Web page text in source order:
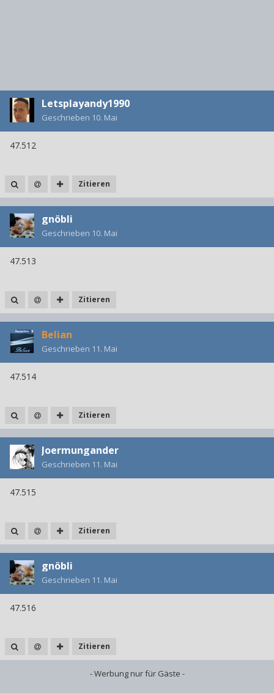
Letsplayandy1990
Geschrieben 10. Mai
47.512
Zitieren
gnöbli
Geschrieben 10. Mai
47.513
Zitieren
Belian
Geschrieben 11. Mai
47.514
Zitieren
Joermungander
Geschrieben 11. Mai
47.515
Zitieren
gnöbli
Geschrieben 11. Mai
47.516
Zitieren
- Werbung nur für Gäste -